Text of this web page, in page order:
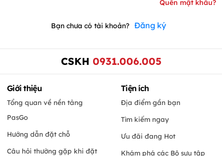
Bạn chưa có tài khoản? Đăng ký
CSKH 0931.006.005
Giới thiệu
Tổng quan về nền tảng
PasGo
Hướng dẫn đặt chỗ
Câu hỏi thường gặp khi đặt
Tiện ích
Địa điểm gần bạn
Tìm kiếm ngay
Ưu đãi đang Hot
Khám phá các Bộ sưu tập